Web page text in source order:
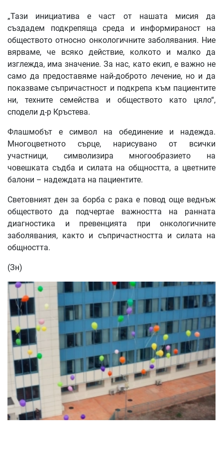
„Тази инициатива е част от нашата мисия да
създадем подкрепяща среда и информираност на
обществото относно онкологичните заболявания. Ние
вярваме, че всяко действие, колкото и малко да
изглежда, има значение. За нас, като екип, е важно не
само да предоставяме най-доброто лечение, но и да
показваме съпричастност и подкрепа към пациентите
ни, техните семейства и обществото като цяло“,
сподели д-р Кръстева.
Флашмобът е символ на обединение и надежда.
Многоцветното сърце, нарисувано от всички
участници, символизира многообразието на
човешката съдба и силата на общността, а цветните
балони – надеждата на пациентите.
Световният ден за борба с рака е повод още веднъж
обществото да подчертае важността на ранната
диагностика и превенцията при онкологичните
заболявания, както и съпричастността и силата на
общността.
(Зн)